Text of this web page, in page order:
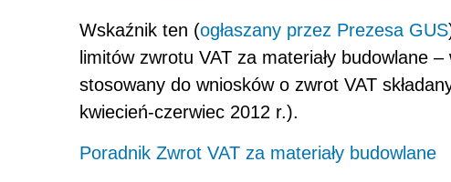
Wskaźnik ten (ogłaszany przez Prezesa GUS
limitów zwrotu VAT za materiały budowlane
stosowany do wniosków o zwrot VAT
kwiecień-czerwiec 2012 r.).
Poradnik Zwrot VAT za materiały budowlane